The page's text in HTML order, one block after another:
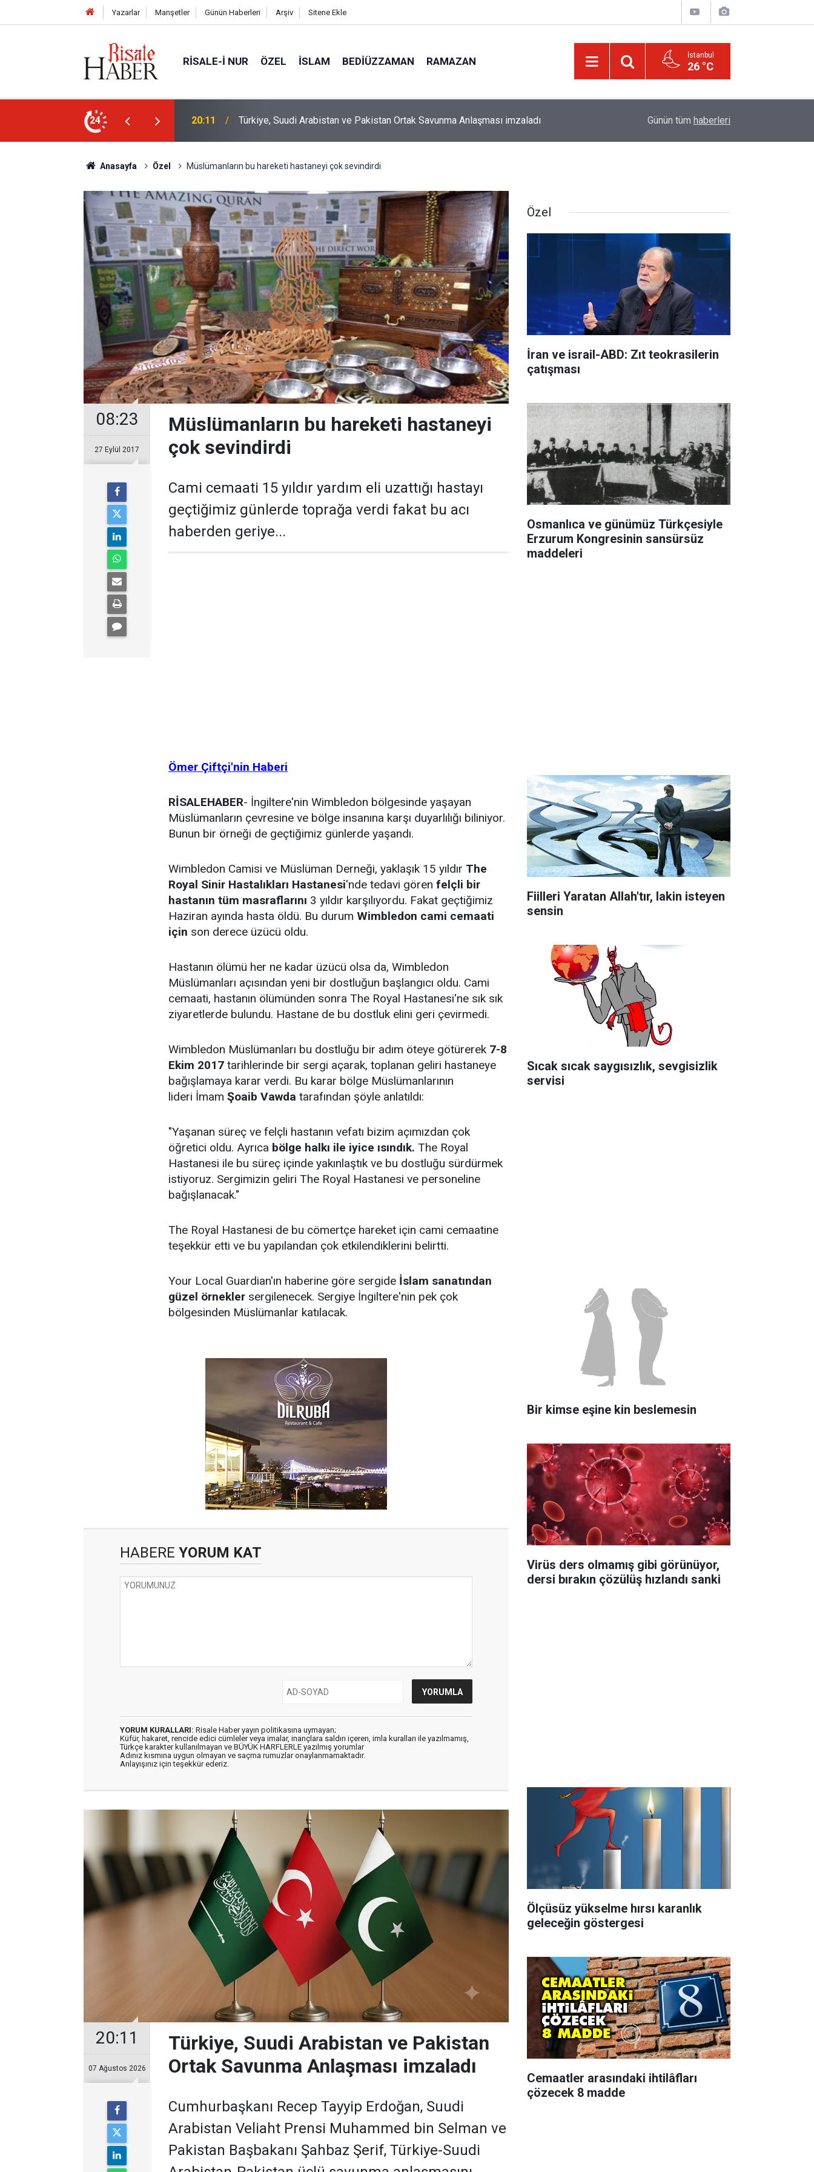
Yazarlar Manşetler Günün Haberleri Arşiv Sitene Ekle
RISALE-I NUR ÖZEL İSLAM BEDIÜZZAMAN RAMAZAN İstanbul
26 °C
24
Ortak Savunma Anlaşması imzaladı 16:14
müjde
Meta'ya çocuk güvenliği davasında rekor
Günün tüm haberleri
Anasayfa Özel Müslümanların bu hareketi hastaneyi çok sevindirdi
08:23
27 Eylül 2017
Müslümanların bu hareketi hastaneyi
çok sevindirdi
Cami cemaati 15 yıldır yardım eli uzattığı hastayı
geçtiğimiz günlerde toprağa verdi fakat bu acı
haberden geriye...
Ömer Çiftçi'nin Haberi
RİSALEHABER- İngiltere'nin Wimbledon bölgesinde yaşayan
Müslümanların çevresine ve bölge insanına karşı duyarlılığı biliniyor.
Bunun bir örneği de geçtiğimiz günlerde yaşandı.
Wimbledon Camisi ve Müslüman Derneği, yaklaşık 15 yıldır The
Royal Sinir Hastalıkları Hastanesi'nde tedavi gören felçli bir
hastanın tüm masraflarını 3 yıldır karşılıyordu. Fakat geçtiğimiz
Haziran ayında hasta öldü. Bu durum Wimbledon cami cemaati
için son derece üzücü oldu.
Hastanın ölümü her ne kadar üzücü olsa da, Wimbledon
Müslümanları açısından yeni bir dostluğun başlangıcı oldu. Cami
cemaati, hastanın ölümünden sonra The Royal Hastanesi'ne sık sık
ziyaretlerde bulundu. Hastane de bu dostluk elini geri çevirmedi.
Wimbledon Müslümanları bu dostluğu bir adım öteye götürerek 7-8
Ekim 2017 tarihlerinde bir sergi açarak, toplanan geliri hastaneye
bağışlamaya karar verdi. Bu karar bölge Müslümanlarının
lideri İmam Şoaib Vawda tarafından şöyle anlatıldı:
"Yaşanan süreç ve felçli hastanın vefatı bizim açımızdan çok
öğretici oldu. Ayrıca bölge halkı ile iyice ısındık. The Royal
Hastanesi ile bu süreç içinde yakınlaştık ve bu dostluğu sürdürmek
istiyoruz. Sergimizin geliri The Royal Hastanesi ve personeline
bağışlanacak."
The Royal Hastanesi de bu cömertçe hareket için cami cemaatine
teşekkür etti ve bu yapılandan çok etkilendiklerini belirtti.
Your Local Guardian'ın haberine göre sergide İslam sanatından
güzel örnekler sergilenecek. Sergiye İngiltere'nin pek çok
bölgesinden Müslümanlar katılacak.
HABERE YORUM KAT
YORUM KURALLARI: Risale Haber yayın politikasına uymayan;
Küfür, hakaret, rencide edici cümleler veya imalar, inançlara saldırı içeren, imla kuralları ile yazılmamış,
Türkçe karakter kullanılmayan ve BÜYÜK HARFLERLE yazılmış yorumlar
Adınız kısmına uygun olmayan ve saçma rumuzlar onaylanmamaktadır.
Anlayışınız için teşekkür ederiz.
20:11
07 Ağustos 2026
Türkiye, Suudi Arabistan ve Pakistan
Ortak Savunma Anlaşması imzaladı
Cumhurbaşkanı Recep Tayyip Erdoğan, Suudi
Arabistan Veliaht Prensi Muhammed bin Selman ve
Pakistan Başbakanı Şahbaz Şerif, Türkiye-Suudi
Özel
İran ve israil-ABD: Zıt teokrasilerin
çatışması
Osmanlıca ve günümüz Türkçesiyle
Erzurum Kongresinin sansürsüz
maddeleri
Fiilleri Yaratan Allah'tır, lakin isteyen
sensin
Sıcak sıcak saygısızlık, sevgisizlik
servisi
Bir kimse eşine kin beslemesin
Virüs ders olmamış gibi görünüyor,
dersi bırakın çözülüş hızlandı sanki
Ölçüsüz yükselme hırsı karanlık
geleceğin göstergesi
Cemaatler arasındaki ihtilâfları
çözecek 8 madde